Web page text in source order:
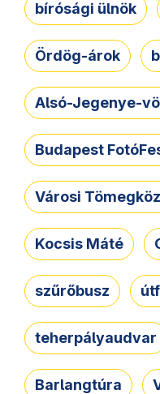
bírósági ülnök
Ördög-árok
Alsó-Jegenye-
Budapest
Városi
Kocsis Máté
szűrőbusz
teherpályaudvar
Barlangtúra